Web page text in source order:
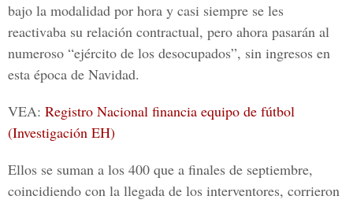
bajo la modalidad por hora y casi siempre se les
reactivaba su relación contractual, pero ahora pasarán al
numeroso “ejército de los desocupados”, sin ingresos en
esta época de Navidad.
VEA: Registro Nacional financia equipo de fútbol
(Investigación EH)
Ellos se suman a los 400 que a finales de septiembre,
coincidiendo con la llegada de los interventores, corrieron